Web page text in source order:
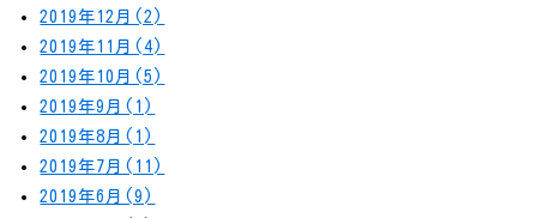
2019年12月(2)
2019年11月(4)
2019年10月(5)
2019年9月(1)
2019年8月(1)
2019年7月(11)
2019年6月(9)